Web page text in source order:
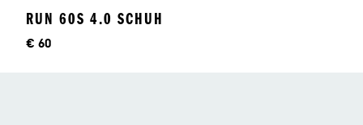
RUN 60S 4.0 SCHUH
Preis
€ 60